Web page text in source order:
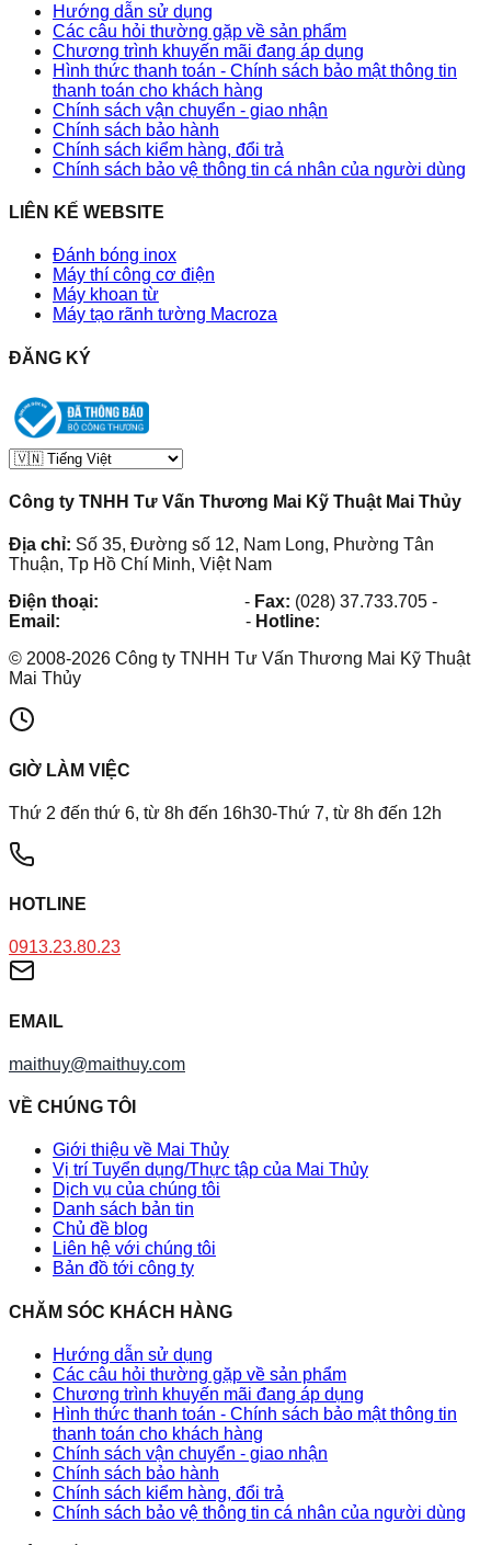
Hướng dẫn sử dụng
Các câu hỏi thường gặp về sản phẩm
Chương trình khuyến mãi đang áp dụng
Hình thức thanh toán - Chính sách bảo mật thông tin
thanh toán cho khách hàng
Chính sách vận chuyển - giao nhận
Chính sách bảo hành
Chính sách kiểm hàng, đổi trả
Chính sách bảo vệ thông tin cá nhân của người dùng
LIÊN KẾ WEBSITE
Đánh bóng inox
Máy thí công cơ điện
Máy khoan từ
Máy tạo rãnh tường Macroza
ĐĂNG KÝ
Công ty TNHH Tư Vấn Thương Mai Kỹ Thuật Mai Thủy
Địa chỉ: Số 35, Đường số 12, Nam Long, Phường Tân
Thuận, Tp Hồ Chí Minh, Việt Nam
Điện thoại:
- Fax: (028) 37.733.705 -
Email:
- Hotline:
© 2008-2026 Công ty TNHH Tư Vấn Thương Mai Kỹ Thuật
Mai Thủy
GIỜ LÀM VIỆC
Thứ 2 đến thứ 6, từ 8h đến 16h30-Thứ 7, từ 8h đến 12h
HOTLINE
0913.23.80.23
EMAIL
maithuy@maithuy.com
VỀ CHÚNG TÔI
Giới thiệu về Mai Thủy
Vị trí Tuyển dụng/Thực tập của Mai Thủy
Dịch vụ của chúng tôi
Danh sách bản tin
Chủ đề blog
Liên hệ với chúng tôi
Bản đồ tới công ty
CHĂM SÓC KHÁCH HÀNG
Hướng dẫn sử dụng
Các câu hỏi thường gặp về sản phẩm
Chương trình khuyến mãi đang áp dụng
Hình thức thanh toán - Chính sách bảo mật thông tin
thanh toán cho khách hàng
Chính sách vận chuyển - giao nhận
Chính sách bảo hành
Chính sách kiểm hàng, đổi trả
Chính sách bảo vệ thông tin cá nhân của người dùng